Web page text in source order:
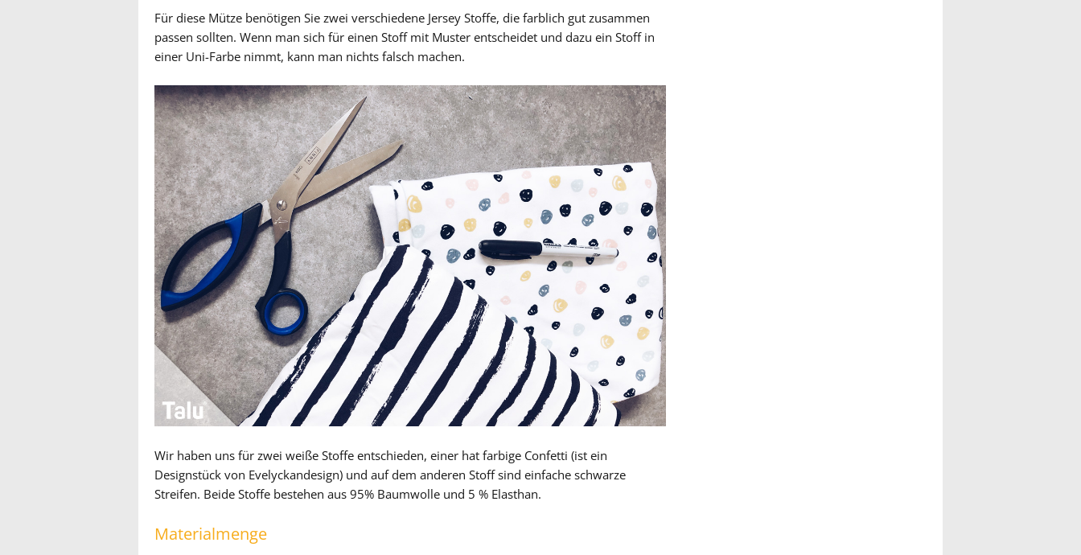
Für diese Mütze benötigen Sie zwei verschiedene Jersey Stoffe, die farblich gut zusammen
passen sollten. Wenn man sich für einen Stoff mit Muster entscheidet und dazu ein Stoff in
einer Uni-Farbe nimmt, kann man nichts falsch machen.
Wir haben uns für zwei weiße Stoffe entschieden, einer hat farbige Confetti (ist ein
Designstück von Evelyckandesign) und auf dem anderen Stoff sind einfache schwarze
Streifen. Beide Stoffe bestehen aus 95% Baumwolle und 5 % Elasthan.
Materialmenge